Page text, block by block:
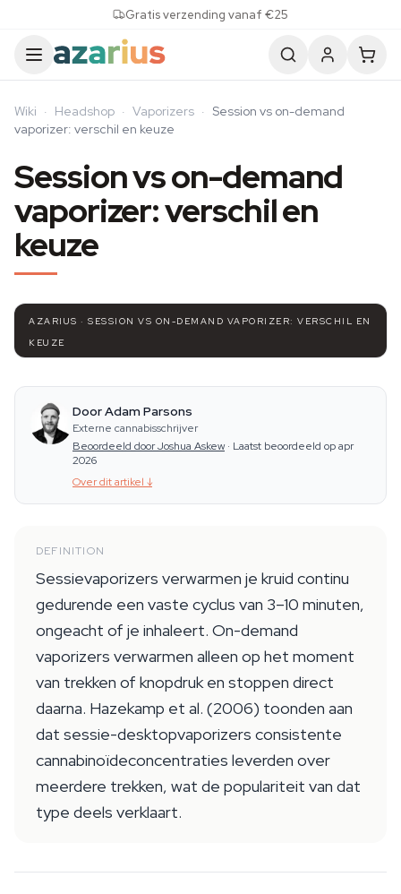
Gratis verzending vanaf €25
Wiki · Headshop · Vaporizers · Session vs on-demand
vaporizer: verschil en keuze
Session vs on-demand
vaporizer: verschil en
keuze
AZARIUS · SESSION VS ON-DEMAND VAPORIZER: VERSCHIL EN
KEUZE
Door Adam Parsons
Externe cannabisschrijver
Beoordeeld door Joshua Askew · Laatst beoordeeld op apr
2026
Over dit artikel ↓
DEFINITION
Sessievaporizers verwarmen je kruid continu
gedurende een vaste cyclus van 3–10 minuten,
ongeacht of je inhaleert. On-demand
vaporizers verwarmen alleen op het moment
van trekken of knopdruk en stoppen direct
daarna. Hazekamp et al. (2006) toonden aan
dat sessie-desktopvaporizers consistente
cannabinoïdeconcentraties leverden over
meerdere trekken, wat de populariteit van dat
type deels verklaart.